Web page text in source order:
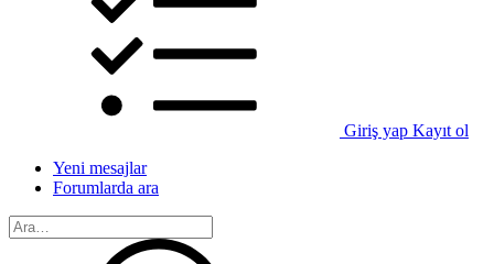
Giriş yap Kayıt ol
Yeni mesajlar
Forumlarda ara